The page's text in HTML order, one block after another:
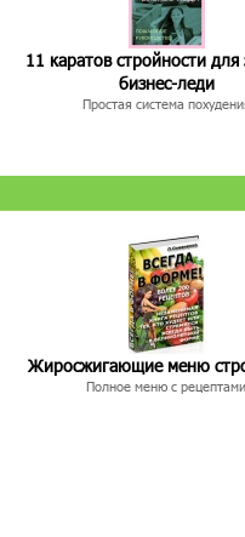
11 каратов стройности для
бизнес-леди
Простая система
Жиросжигающие меню
Полное меню с рецептами